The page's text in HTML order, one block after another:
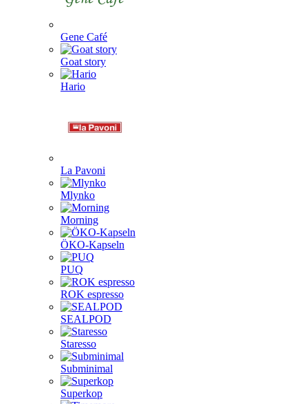
Gene Café
Goat story
Hario
La Pavoni
Mlynko
Morning
ÖKO-Kapseln
PUQ
ROK espresso
SEALPOD
Staresso
Subminimal
Superkop